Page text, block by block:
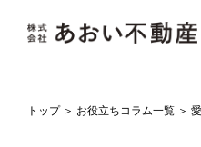
トップ＞ お役立ちコラム一覧＞